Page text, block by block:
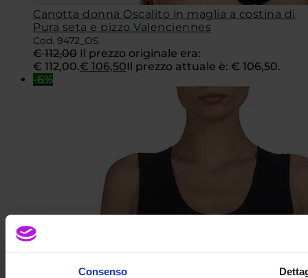
Consenso
Canotta donna Oscalito in maglia a costina di
Pura seta e pizzo Valenciennes
Cod. 9472_OS
€112,00 Il prezzo originale era:
€ 112,00.€ 106,50Il prezzo attuale è: € 106,50.
-6%